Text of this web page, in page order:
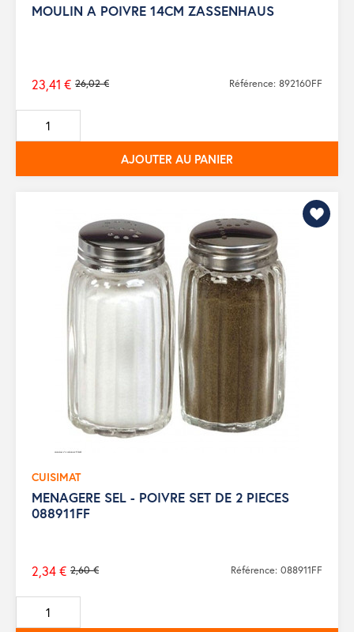
MOULIN A POIVRE 14CM ZASSENHAUS
Prix
de
base
26,02 €
23,41 € Référence: 892160FF
AJOUTER AU PANIER
CUISIMAT
MENAGERE SEL - POIVRE SET DE 2 PIECES
088911FF
Prix
de
base
2,60 €
2,34 € Référence: 088911FF